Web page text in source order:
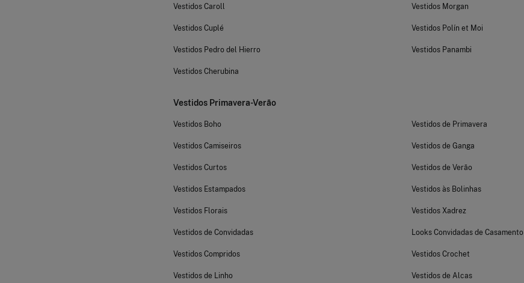
Vestidos Caroll
Vestidos Cuplé
Vestidos Pedro del Hierro
Vestidos Cherubina
Vestidos Morgan
Vestidos Polín et Moi
Vestidos Panambi
Vestidos Primavera-Verão
Vestidos Boho
Vestidos Camiseiros
Vestidos Curtos
Vestidos Estampados
Vestidos Florais
Vestidos de Convidadas
Vestidos Compridos
Vestidos de Linho
Vestidos de Primavera
Vestidos de Ganga
Vestidos de Verão
Vestidos às Bolinhas
Vestidos Xadrez
Looks Convidadas de Casamento
Vestidos Crochet
Vestidos de Alcas